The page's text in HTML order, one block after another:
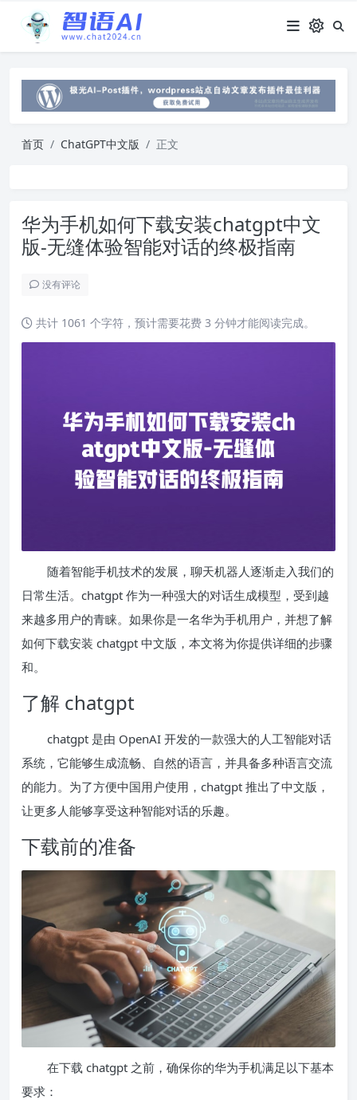
首页 ChatGPT中文版 正文
华为手机如何下载安装chatgpt中文
版-无缝体验智能对话的终极指南
没有评论
共计 1061 个字符，预计需要花费 3 分钟才能阅读完成。
随着智能手机技术的发展，聊天机器人逐渐走入我们的
日常生活。chatgpt 作为一种强大的对话生成模型，受到越
来越多用户的青睐。如果你是一名华为手机用户，并想了解
如何下载安装 chatgpt 中文版，本文将为你提供详细的步骤
和。
了解 chatgpt
chatgpt 是由 OpenAI 开发的一款强大的人工智能对话
系统，它能够生成流畅、自然的语言，并具备多种语言交流
的能力。为了方便中国用户使用，chatgpt 推出了中文版，
让更多人能够享受这种智能对话的乐趣。
下载前的准备
在下载 chatgpt 之前，确保你的华为手机满足以下基本
要求：